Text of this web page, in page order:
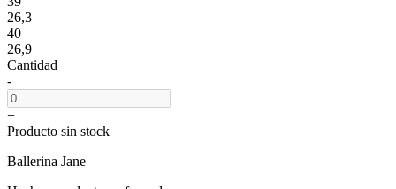
26,3
40
26,9
Cantidad
-
+
Producto sin stock
Ballerina Jane